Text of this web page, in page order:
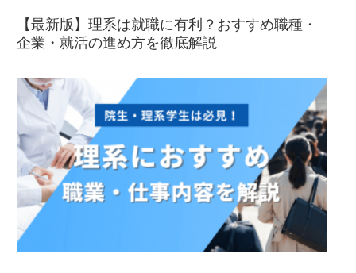
【最新版】理系は就職に有利？おすすめ職種・
企業・就活の進め方を徹底解説